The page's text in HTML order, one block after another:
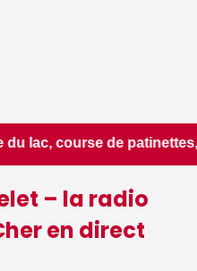
fête des
– la radio
en direct